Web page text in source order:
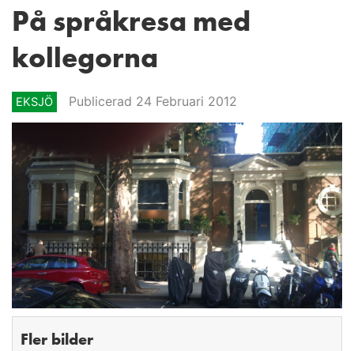
På språkresa med
kollegorna
EKSJÖ Publicerad 24 Februari 2012
Fler bilder